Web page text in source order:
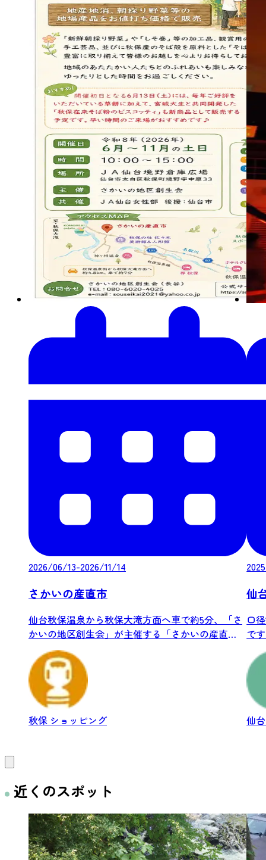
2026/06/13-2026/11/14
さかいの産直市
仙台秋保温泉から秋保大滝方面へ車で約5分、「さ
かいの地区創生会」が主催する「さかいの産直
市」が...
秋保 ショッピング
仙
口
で
仙
近くのスポット